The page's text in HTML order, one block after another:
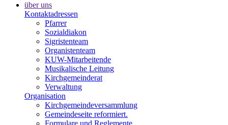
über uns
Kontaktadressen
Pfarrer
Sozialdiakon
Sigristenteam
Organistenteam
KUW-Mitarbeitende
Musikalische Leitung
Kirchgemeinderat
Verwaltung
Organisation
Kirchgemeindeversammlung
Gemeindeseite reformiert.
Formulare und Reglemente